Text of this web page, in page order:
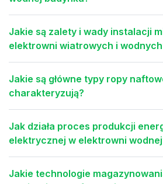
Jakie są zalety i wady instalacji
elektrowni wiatrowych i
Jakie są główne typy ropy
charakteryzują?
Jak działa proces produkcji
elektrycznej w elektrowni
Jakie technologie